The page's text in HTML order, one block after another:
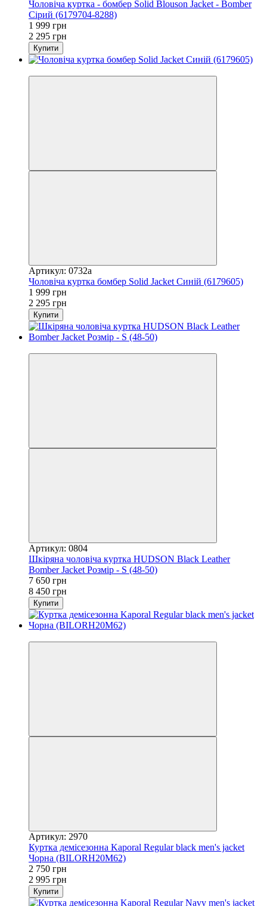
Чоловіча куртка - бомбер Solid Blouson Jacket - Bomber
Сірий (6179704-8288)
1 999 грн
2 295 грн
Купити
Артикул: 0732а
Чоловіча куртка бомбер Solid Jacket Синій (6179605)
1 999 грн
2 295 грн
Купити
Артикул: 0804
Шкіряна чоловіча куртка HUDSON Black Leather
Bomber Jacket Розмір - S (48-50)
7 650 грн
8 450 грн
Купити
Артикул: 2970
Куртка демісезонна Kaporal Regular black men's jacket
Чорна (BILORH20M62)
2 750 грн
2 995 грн
Купити